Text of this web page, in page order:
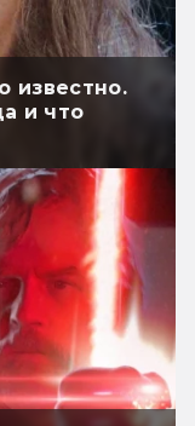
известно.
и что